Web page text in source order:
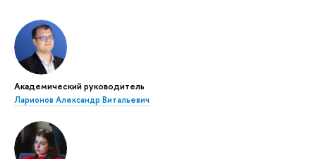
Академический руководитель
Ларионов Александр Витальевич